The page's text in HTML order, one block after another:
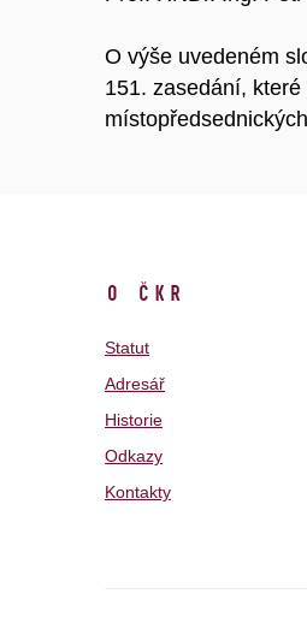
O výše uvedeném
151. zasedání,
O ČKR
Statut
Adresář
Historie
Odkazy
Kontakty